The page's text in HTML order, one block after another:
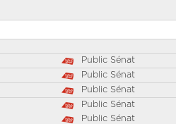
Public Sénat
Public Sénat
Public Sénat
Public Sénat
Public Sénat